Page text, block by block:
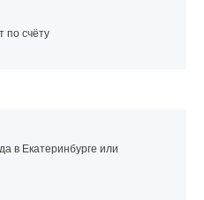
по счёту
в Екатеринбурге или